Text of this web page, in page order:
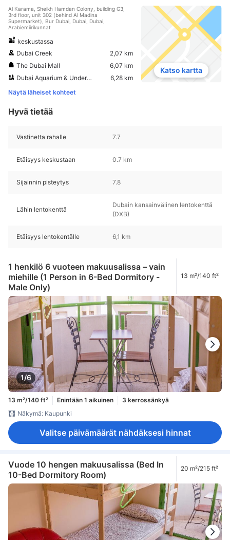
Al Karama, Sheikh Hamdan Colony, building G3,
3rd floor, unit 302 (behind Al Madina
Supermarket), Bur Dubai, Dubai, Dubai,
Arabiemiirikunnat
keskustassa
Dubai Creek
2,07 km
The Dubai Mall
6,07 km
Dubai Aquarium & Underwater Zoo
6,28 km
Näytä läheiset kohteet
Katso kartta
Hyvä tietää
Vastinetta rahalle 7.7
Etäisyys keskustaan 0.7 km
Sijainnin pisteytys 7.8
Lähin lentokenttä
Dubain kansainvälinen lentokenttä
(DXB)
Etäisyys lentokentälle 6,1 km
1 henkilö 6 vuoteen makuusalissa – vain
miehille (1 Person in 6-Bed Dormitory -
Male Only)
13 m²/140 ft²
1/6
13 m²/140 ft² Enintään 1 aikuinen
3 kerrossänkyä
Näkymä: Kaupunki
Valitse päivämäärät nähdäksesi hinnat
Vuode 10 hengen makuusalissa (Bed In
10-Bed Dormitory Room)
20 m²/215 ft²